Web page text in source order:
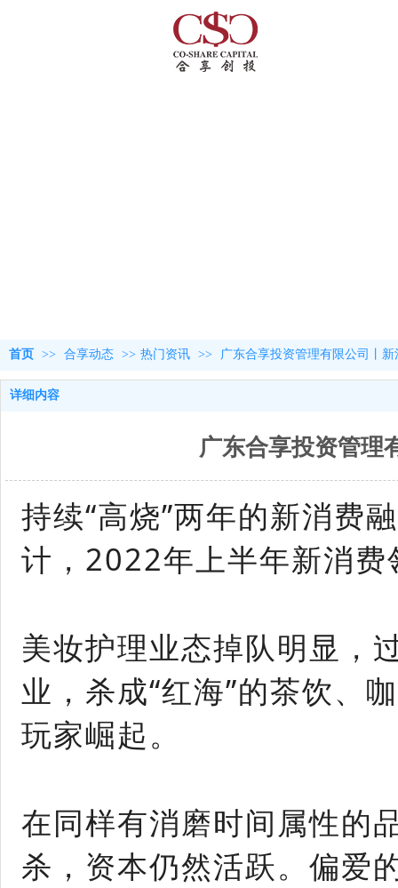
首页 >> 合享动态 >> 热门资讯 >> 广东合享投资管理有限公司丨
详细内容
广东合享投资管理
持续“高烧”两年的新消费
计，2022年上半年新消费
美妆护理业态掉队明显，
业，杀成“红海”的茶饮、
玩家崛起。
在同样有消磨时间属性的
杀，资本仍然活跃。偏爱